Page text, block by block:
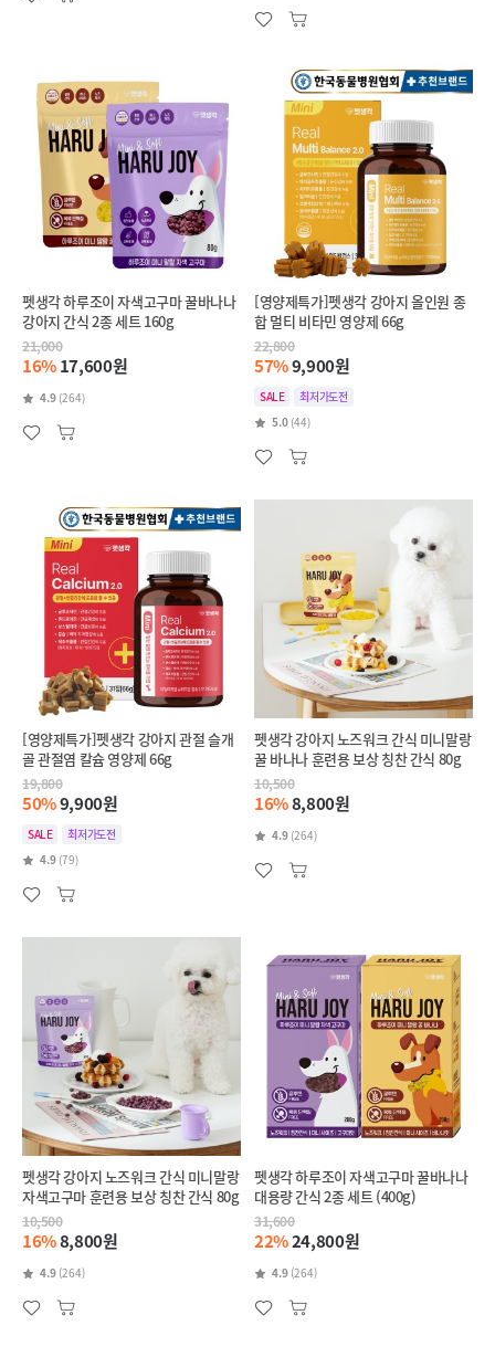
펫생각 하루조이 자색고구마 꿀바나나
강아지 간식 2종 세트 160g
21,000
16%17,600원
4.9 (264)
[영양제특가]펫생각 강아지 올인원 종
합 멀티 비타민 영양제 66g
22,800
57%9,900원
SALE
최저가도전
5.0 (44)
[영양제특가]펫생각 강아지 관절 슬개
골 관절염 칼슘 영양제 66g
19,800
50%9,900원
SALE
최저가도전
4.9 (79)
펫생각 강아지 노즈워크 간식 미니말랑
꿀 바나나 훈련용 보상 칭찬 간식 80g
10,500
16%8,800원
4.9 (264)
펫생각 강아지 노즈워크 간식 미니말랑
자색고구마 훈련용 보상 칭찬 간식 80g
10,500
16%8,800원
4.9 (264)
펫생각 하루조이 자색고구마 꿀바나나
대용량 간식 2종 세트 (400g)
31,600
22%24,800원
4.9 (264)